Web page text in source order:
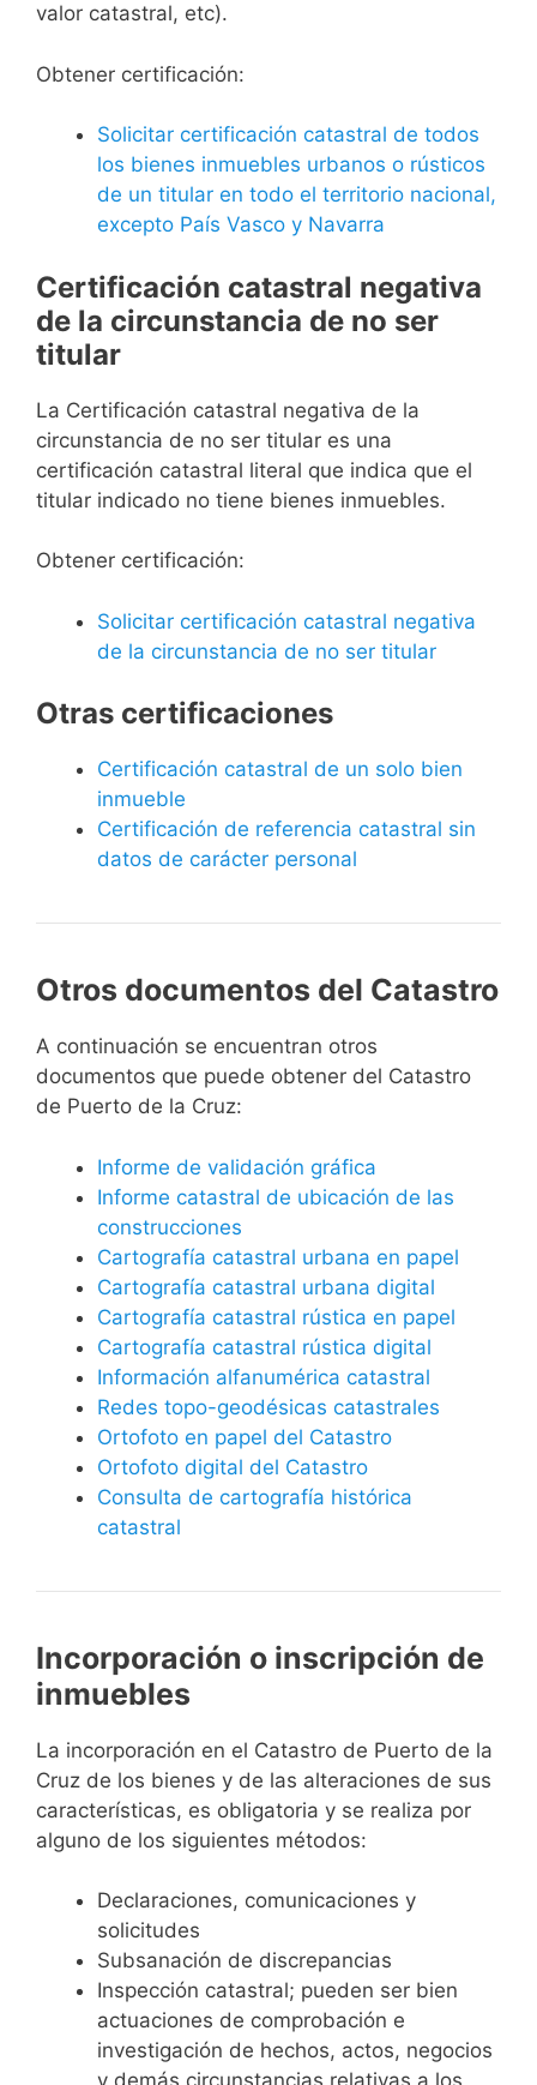
valor catastral, etc).
Obtener certificación:
Solicitar certificación catastral de todos
los bienes inmuebles urbanos o rústicos
de un titular en todo el territorio nacional,
excepto País Vasco y Navarra
Certificación catastral negativa
de la circunstancia de no ser
titular
La Certificación catastral negativa de la
circunstancia de no ser titular es una
certificación catastral literal que indica que el
titular indicado no tiene bienes inmuebles.
Obtener certificación:
Solicitar certificación catastral negativa
de la circunstancia de no ser titular
Otras certificaciones
Certificación catastral de un solo bien
inmueble
Certificación de referencia catastral sin
datos de carácter personal
Otros documentos del Catastro
A continuación se encuentran otros
documentos que puede obtener del Catastro
de Puerto de la Cruz:
Informe de validación gráfica
Informe catastral de ubicación de las
construcciones
Cartografía catastral urbana en papel
Cartografía catastral urbana digital
Cartografía catastral rústica en papel
Cartografía catastral rústica digital
Información alfanumérica catastral
Redes topo-geodésicas catastrales
Ortofoto en papel del Catastro
Ortofoto digital del Catastro
Consulta de cartografía histórica
catastral
Incorporación o inscripción de
inmuebles
La incorporación en el Catastro de Puerto de la
Cruz de los bienes y de las alteraciones de sus
características, es obligatoria y se realiza por
alguno de los siguientes métodos:
Declaraciones, comunicaciones y
solicitudes
Subsanación de discrepancias
Inspección catastral; pueden ser bien
actuaciones de comprobación e
investigación de hechos, actos, negocios